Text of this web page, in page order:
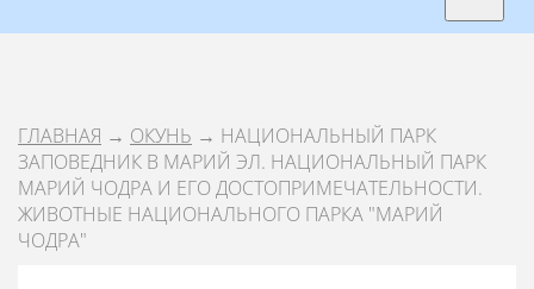
ГЛАВНАЯ → ОКУНЬ → НАЦИОНАЛЬНЫЙ ПАРК
ЗАПОВЕДНИК В МАРИЙ ЭЛ. НАЦИОНАЛЬНЫЙ ПАРК
МАРИЙ ЧОДРА И ЕГО ДОСТОПРИМЕЧАТЕЛЬНОСТИ.
ЖИВОТНЫЕ НАЦИОНАЛЬНОГО ПАРКА "МАРИЙ
ЧОДРА"